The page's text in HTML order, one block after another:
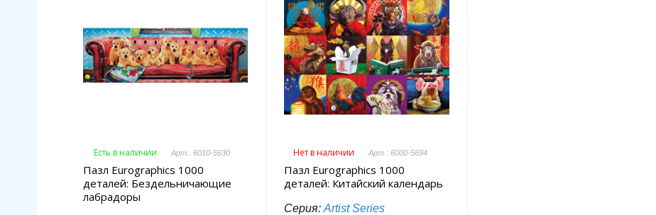
Есть в наличии Арт.: 6010-5630
Пазл Eurographics 1000
деталей: Бездельничающие
лабрадоры
Нет в наличии Арт.: 6000-5694
Пазл Eurographics 1000
деталей: Китайский календарь
Серия:Artist Series